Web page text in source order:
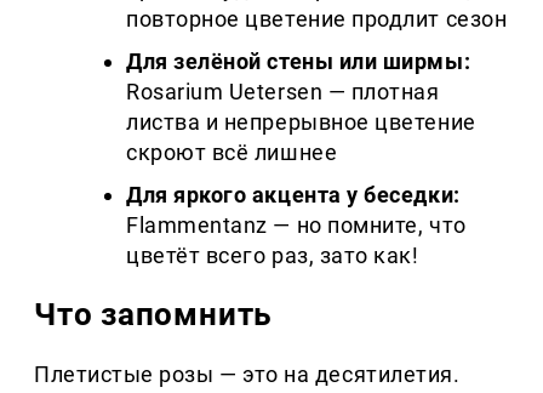
повторное цветение продлит сезон
Для зелёной стены или ширмы:
Rosarium Uetersen — плотная
листва и непрерывное цветение
скроют всё лишнее
Для яркого акцента у беседки:
Flammentanz — но помните, что
цветёт всего раз, зато как!
Что запомнить
Плетистые розы — это на десятилетия.